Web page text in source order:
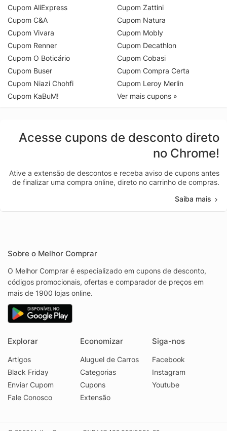
Cupom AliExpress
Cupom C&A
Cupom Vivara
Cupom Renner
Cupom O Boticário
Cupom Buser
Cupom Niazi Chohfi
Cupom KaBuM!
Cupom Zattini
Cupom Natura
Cupom Mobly
Cupom Decathlon
Cupom Cobasi
Cupom Compra Certa
Cupom Leroy Merlin
Ver mais cupons »
Acesse cupons de desconto direto
no Chrome!
Ative a extensão de descontos e receba aviso de cupons antes
de finalizar uma compra online, direto no carrinho de compras.
Saiba mais
Sobre o Melhor Comprar
O Melhor Comprar é especializado em cupons de desconto,
códigos promocionais, ofertas e comparador de preços em
mais de 1900 lojas online.
Explorar
Artigos
Black Friday
Enviar Cupom
Fale Conosco
Economizar
Aluguel de Carros
Categorias
Cupons
Extensão
Siga-nos
Facebook
Instagram
Youtube